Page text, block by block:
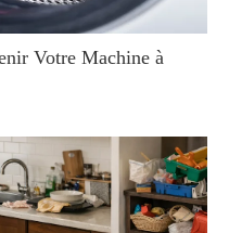
Votre Machine à